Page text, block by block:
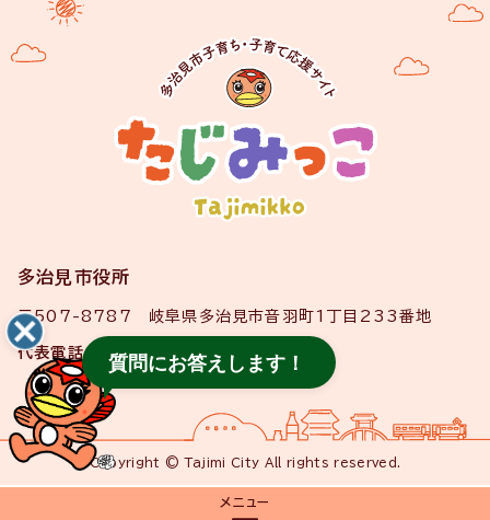
メニュー
多治見市役所
〒507-8787 岐阜県多治見市音羽町1丁目233番地
代表電話 0572-22-1111
Copyright © Tajimi City All rights reserved.
質問にお答えします！